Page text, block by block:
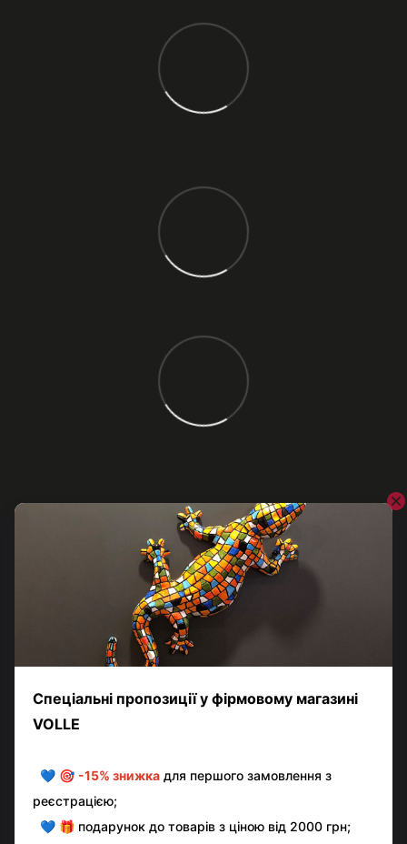
Додайте перший відгук
Контактна інформація